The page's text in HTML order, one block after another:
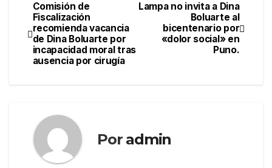
Navegación
de
entradas
Lampa no invita a Dina
Boluarte al
bicentenario por
«dolor social» en
Puno.
Comisión de
Fiscalización
recomienda vacancia
de Dina Boluarte por
incapacidad moral tras
ausencia por cirugía
Por admin